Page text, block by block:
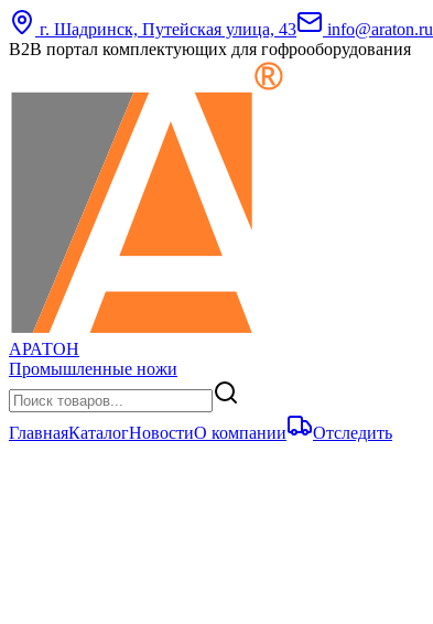
г. Шадринск, Путейская улица, 43 info@araton.ru
B2B портал комплектующих для гофрооборудования
АРАТОН
Промышленные ножи
ГлавнаяКаталогНовостиО компании Отследить